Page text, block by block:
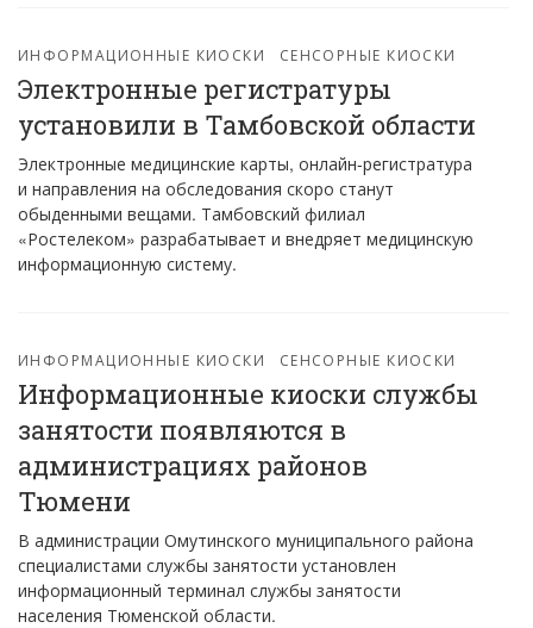
ИНФОРМАЦИОННЫЕ КИОСКИ СЕНСОРНЫЕ КИОСКИ
Электронные регистратуры
установили в Тамбовской области
Электронные медицинские карты, онлайн-регистратура
и направления на обследования скоро станут
обыденными вещами. Тамбовский филиал
«Ростелеком» разрабатывает и внедряет медицинскую
информационную систему.
ИНФОРМАЦИОННЫЕ КИОСКИ СЕНСОРНЫЕ КИОСКИ
Информационные киоски службы
занятости появляются в
администрациях районов
Тюмени
В администрации Омутинского муниципального района
специалистами службы занятости установлен
информационный терминал службы занятости
населения Тюменской области.